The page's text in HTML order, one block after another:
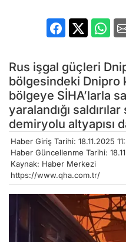
Rus işgal güçleri
bölgesindeki Dnipro
bölgeye SİHA’larla
yaralandığı
demiryolu altyapısı
Haber Giriş Tarihi: 18.11.2025
Haber Güncellenme Tarihi:
Kaynak: Haber Merkezi
https://www.qha.com.tr/